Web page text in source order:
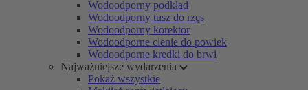
Wodoodporny podkład
Wodoodporny tusz do rzęs
Wodoodporny korektor
Wodoodporne cienie do powiek
Wodoodporne kredki do brwi
Najważniejsze wydarzenia
Pokaż wszystkie